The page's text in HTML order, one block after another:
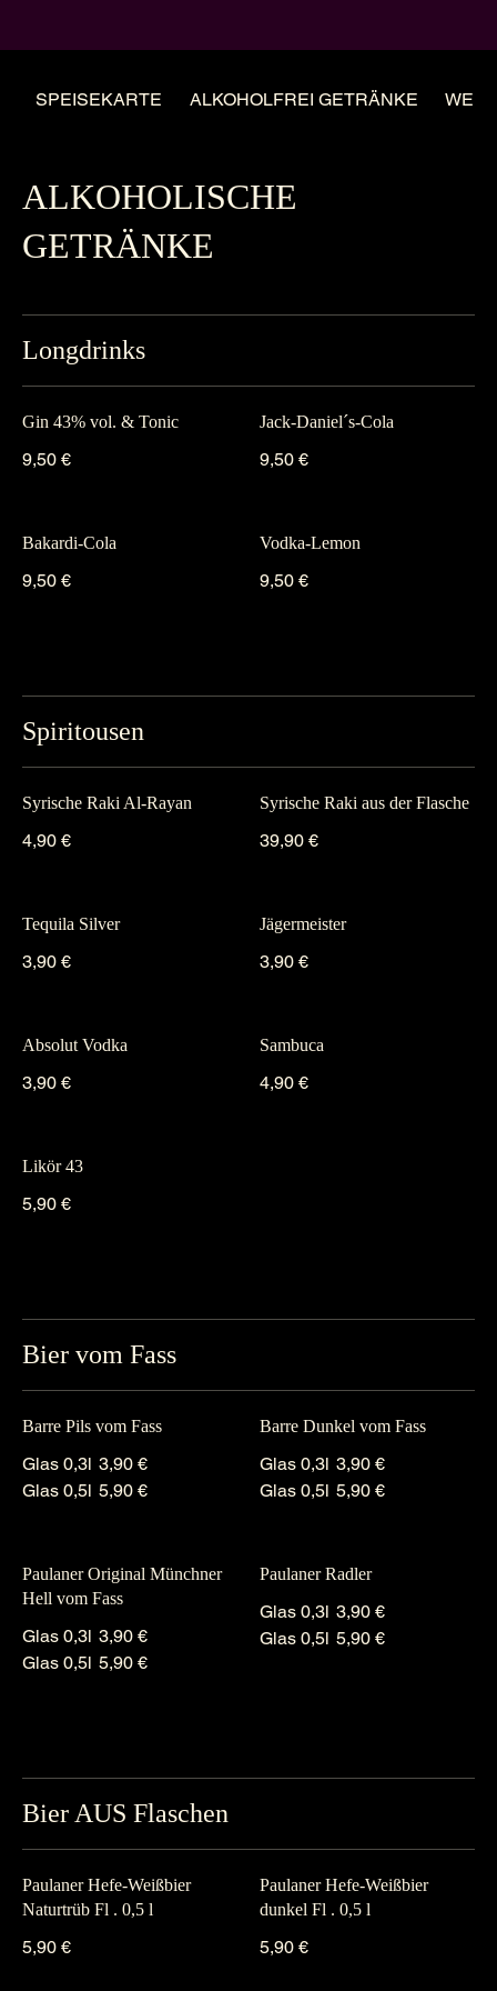
SPEISEKARTE ALKOHOLFREI GETRÄNKE
ALKOHOLISCHE
GETRÄNKE
Longdrinks
Gin 43% vol. & Tonic
9,50 €
Jack-Daniel´s-Cola
9,50 €
Bakardi-Cola
9,50 €
Vodka-Lemon
9,50 €
Spiritousen
Syrische Raki Al-Rayan
4,90 €
Syrische Raki aus der Flasche
39,90 €
Tequila Silver
3,90 €
Jägermeister
3,90 €
Absolut Vodka
3,90 €
Sambuca
4,90 €
Likör 43
5,90 €
Bier vom Fass
Barre Pils vom Fass
Glas 0,3l 3,90 €
Glas 0,5l 5,90 €
Barre Dunkel vom Fass
Glas 0,3l 3,90 €
Glas 0,5l 5,90 €
Paulaner Original Münchner
Hell vom Fass
Glas 0,3l 3,90 €
Glas 0,5l 5,90 €
Paulaner Radler
Glas 0,3l 3,90 €
Glas 0,5l 5,90 €
Bier AUS Flaschen
Paulaner Hefe-Weißbier
Naturtrüb Fl . 0,5 l
5,90 €
Paulaner Hefe-Weißbier
dunkel Fl . 0,5 l
5,90 €